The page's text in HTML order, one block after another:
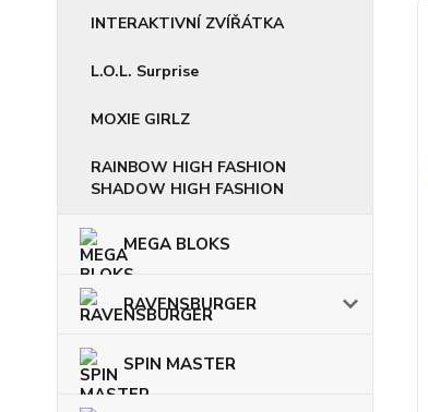
INTERAKTIVNÍ ZVÍŘÁTKA
L.O.L. Surprise
MOXIE GIRLZ
RAINBOW HIGH FASHION
SHADOW HIGH FASHION
MEGA BLOKS
RAVENSBURGER
SPIN MASTER